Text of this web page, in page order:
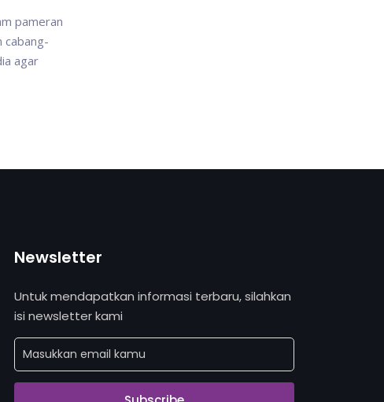
pameran
cabang-
agar
Newsletter
Untuk mendapatkan informasi terbaru, silahkan
isi newsletter kami